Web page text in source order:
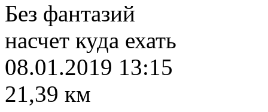
Без фантазий
насчет куда ехать
08.01.2019 13:15
21,39 км